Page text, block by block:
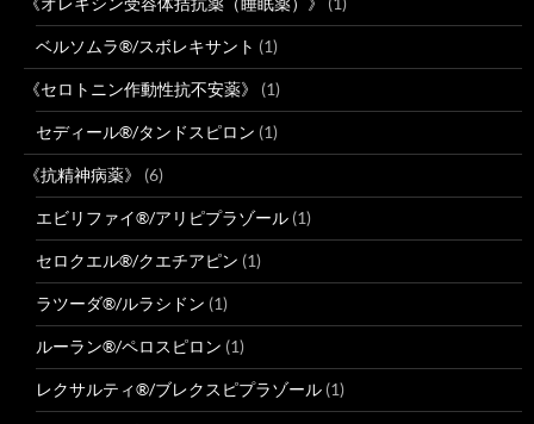
ベルソムラ®/スボレキサント (1)
《セロトニン作動性抗不安薬》 (1)
セディール®/タンドスピロン (1)
《抗精神病薬》 (6)
エビリファイ®/アリピプラゾール (1)
セロクエル®/クエチアピン (1)
ラツーダ®/ルラシドン (1)
ルーラン®/ペロスピロン (1)
レクサルティ®/ブレクスピプラゾール (1)